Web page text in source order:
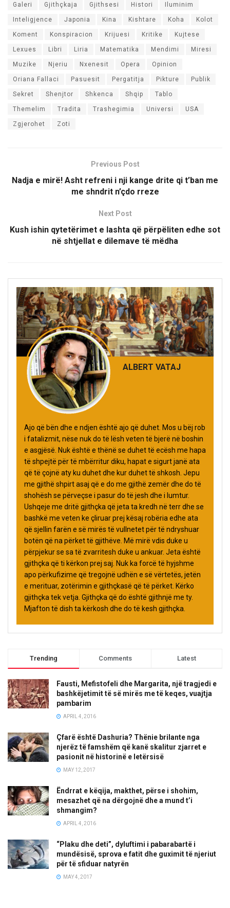
Galeri Gjithçkaja Gjithsesi Histori Iluminim
Inteligjence Japonia Kina Kishtare Koha Kolot
Koment Konspiracion Krijuesi Kritike Kujtese
Lexues Libri Liria Matematika Mendimi Miresi
Muzike Njeriu Nxenesit Opera Opinion
Oriana Fallaci Pasuesit Pergatitja Pikture Publik
Sekret Shenjtor Shkenca Shqip Tablo
Themelim Tradita Trashegimia Universi USA
Zgjerohet Zoti
Previous Post
Nadja e mirë! Asht refreni i nji kange drite qi t’ban me
me shndrit n’çdo rreze
Next Post
Kush ishin qytetërimet e lashta që përpëliten edhe sot
në shtjellat e dilemave të mëdha
ALBERT VATAJ
Ajo që bën dhe e ndjen është ajo që duhet. Mos u bëj rob
i fatalizmit, nëse nuk do të lësh veten të bjerë në boshin
e asgjësë. Nuk është e thënë se duhet të ecësh me hapa
të shpejtë për të mbërritur diku, hapat e sigurt janë ata
që të çojnë aty ku duhet dhe kur duhet të shkosh. Jepu
me gjithë shpirt asaj që e do me gjithë zemër dhe do të
shohësh se përveçse i pasur do të jesh dhe i lumtur.
Ushqeje me dritë gjithçka që jeta ta kredh në terr dhe se
bashkë me veten ke çliruar prej kësaj robëria edhe ata
që sjellin farën e së mirës të vullnetet për të ndryshuar
botën që na përket të gjithëve. Më mirë vdis duke u
përpjekur se sa të zvarritesh duke u ankuar. Jeta është
gjithçka që ti kërkon prej saj. Nuk ka forcë të hyjshme
apo përkufizime që tregojnë udhën e së vërtetës, jetën
e merituar, zotërimin e gjithçkasë që të përket. Kërko
gjithçka tek vetja. Gjithçka që do është gjithnjë me ty.
Mjafton të dish ta kërkosh dhe do të kesh gjithçka.
Trending Comments Latest
Fausti, Mefistofeli dhe Margarita, një tragjedi e
bashkëjetimit të së mirës me të keqes, vuajtja
pambarim
APRIL 4, 2016
Çfarë është Dashuria? Thënie brilante nga
njerëz të famshëm që kanë skalitur zjarret e
pasionit në historinë e letërsisë
MAY 12, 2017
Ëndrrat e këqija, makthet, përse i shohim,
mesazhet që na dërgojnë dhe a mund t’i
shmangim?
APRIL 4, 2016
“Plaku dhe deti”, dyluftimi i pabarabartë i
mundësisë, sprova e fatit dhe guximit të njeriut
për të sfiduar natyrën
MAY 4, 2017